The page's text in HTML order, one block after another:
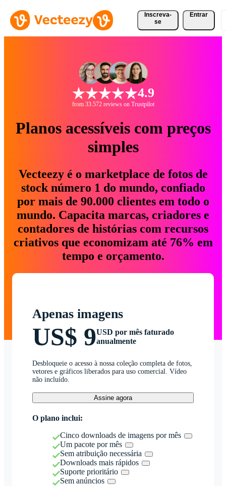
Inscreva-
se
Entrar
4.9
from 33.572 reviews on Trustpilot
Planos acessíveis com preços
simples
Vecteezy é o marketplace de fotos de
stock número 1 do mundo, confiado
por mais de 90.000 clientes em todo o
mundo. Capacita marcas, criadores e
contadores de histórias com recursos
criativos que economizam até 76% em
tempo e orçamento.
Apenas imagens
US$ 9USD por mês faturado
anualmente
Desbloqueie o acesso à nossa coleção completa de fotos,
vetores e gráficos liberados para uso comercial. Vídeo
não incluído.
Assine agora
O plano inclui:
Cinco downloads de imagens por mês
Um pacote por mês
Sem atribuição necessária
Downloads mais rápidos
Suporte prioritário
Sem anúncios